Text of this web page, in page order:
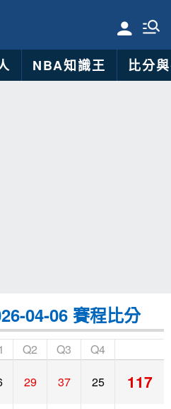
NBA知識王 比分
04-06 賽程比分
Q2 Q3 Q4
29 37 25 117